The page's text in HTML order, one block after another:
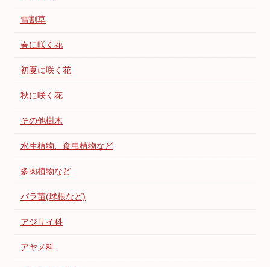
雪割草
春に咲く花
初夏に咲く花
秋に咲く花
その他樹木
水生植物、食虫植物など
多肉植物など
バラ苗(球根など)
アジサイ科
アヤメ科